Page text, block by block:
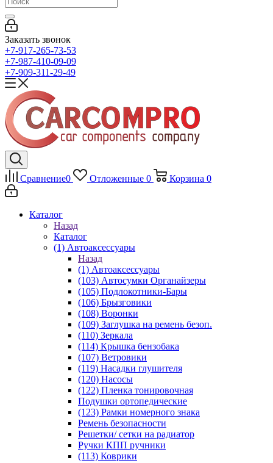
Заказать звонок
+7-917-265-73-53
+7-987-410-09-09
+7-909-311-29-49
Сравнение0 Отложенные 0 Корзина 0
Каталог
Назад
Каталог
(1) Автоаксессуары
Назад
(1) Автоаксессуары
(103) Автосумки Органайзеры
(105) Подлокотники-Бары
(106) Брызговики
(108) Воронки
(109) Заглушка на ремень безоп.
(110) Зеркала
(114) Крышка бензобака
(107) Ветровики
(119) Насадки глушителя
(120) Насосы
(122) Пленка тонировочная
Подушки ортопедические
(123) Рамки номерного знака
Ремень безопасности
Решетки/ сетки на радиатор
Ручки КПП ручники
(113) Коврики